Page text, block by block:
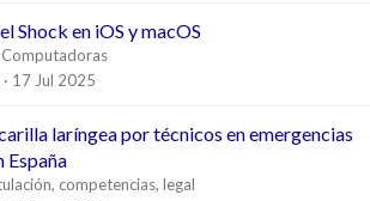
Shock en iOS y macOS
Computadoras
17 Jul 2025
laríngea por técnicos en emergencias
España
competencias, legal